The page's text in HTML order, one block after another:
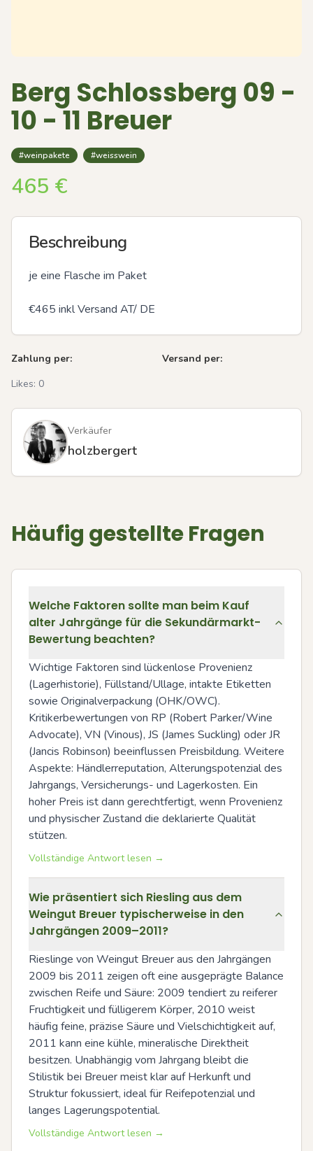
Berg Schlossberg 09 -
10 - 11 Breuer
#weinpakete #weisswein
465 €
Beschreibung
je eine Flasche im Paket
€465 inkl Versand AT/ DE
Zahlung per:
Versand per:
Likes: 0
Verkäufer
holzbergert
Häufig gestellte Fragen
Welche Faktoren sollte man beim Kauf
alter Jahrgänge für die Sekundärmarkt-
Bewertung beachten?
Wichtige Faktoren sind lückenlose Provenienz
(Lagerhistorie), Füllstand/Ullage, intakte Etiketten
sowie Originalverpackung (OHK/OWC).
Kritikerbewertungen von RP (Robert Parker/Wine
Advocate), VN (Vinous), JS (James Suckling) oder JR
(Jancis Robinson) beeinflussen Preisbildung. Weitere
Aspekte: Händlerreputation, Alterungspotenzial des
Jahrgangs, Versicherungs- und Lagerkosten. Ein
hoher Preis ist dann gerechtfertigt, wenn Provenienz
und physischer Zustand die deklarierte Qualität
stützen.
Vollständige Antwort lesen →
Wie präsentiert sich Riesling aus dem
Weingut Breuer typischerweise in den
Jahrgängen 2009–2011?
Rieslinge von Weingut Breuer aus den Jahrgängen
2009 bis 2011 zeigen oft eine ausgeprägte Balance
zwischen Reife und Säure: 2009 tendiert zu reiferer
Fruchtigkeit und fülligerem Körper, 2010 weist
häufig feine, präzise Säure und Vielschichtigkeit auf,
2011 kann eine kühle, mineralische Direktheit
besitzen. Unabhängig vom Jahrgang bleibt die
Stilistik bei Breuer meist klar auf Herkunft und
Struktur fokussiert, ideal für Reifepotenzial und
langes Lagerungspotential.
Vollständige Antwort lesen →